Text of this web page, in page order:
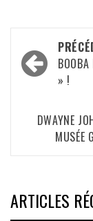
d’article
» !
DWAYNE
MUSÉE
ARTICLES